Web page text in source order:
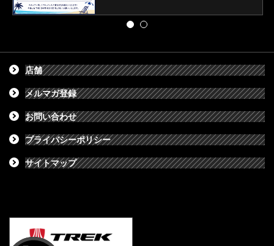
店舗
メルマガ登録
お問い合わせ
プライバシーポリシー
サイトマップ